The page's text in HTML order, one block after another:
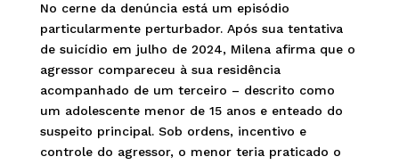
No cerne da denúncia está um episódio
particularmente perturbador. Após sua tentativa
de suicídio em julho de 2024, Milena afirma que o
agressor compareceu à sua residência
acompanhado de um terceiro – descrito como
um adolescente menor de 15 anos e enteado do
suspeito principal. Sob ordens, incentivo e
controle do agressor, o menor teria praticado o